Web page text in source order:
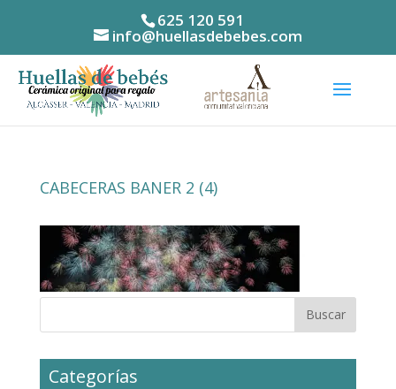
625 120 591
info@huellasdebebes.com
CABECERAS BANER 2 (4)
Categorías